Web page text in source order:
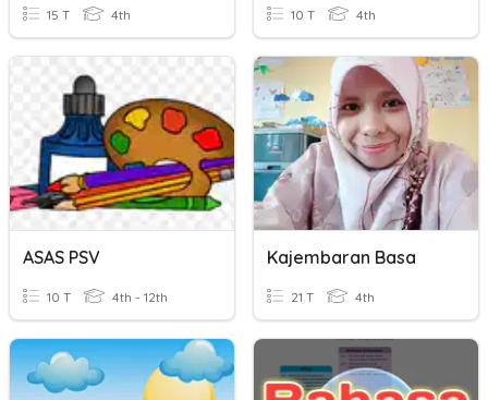
15 T 4th 10 T 4th
ASAS PSV
10 T 4th - 12th
Kajembaran Basa
21 T 4th